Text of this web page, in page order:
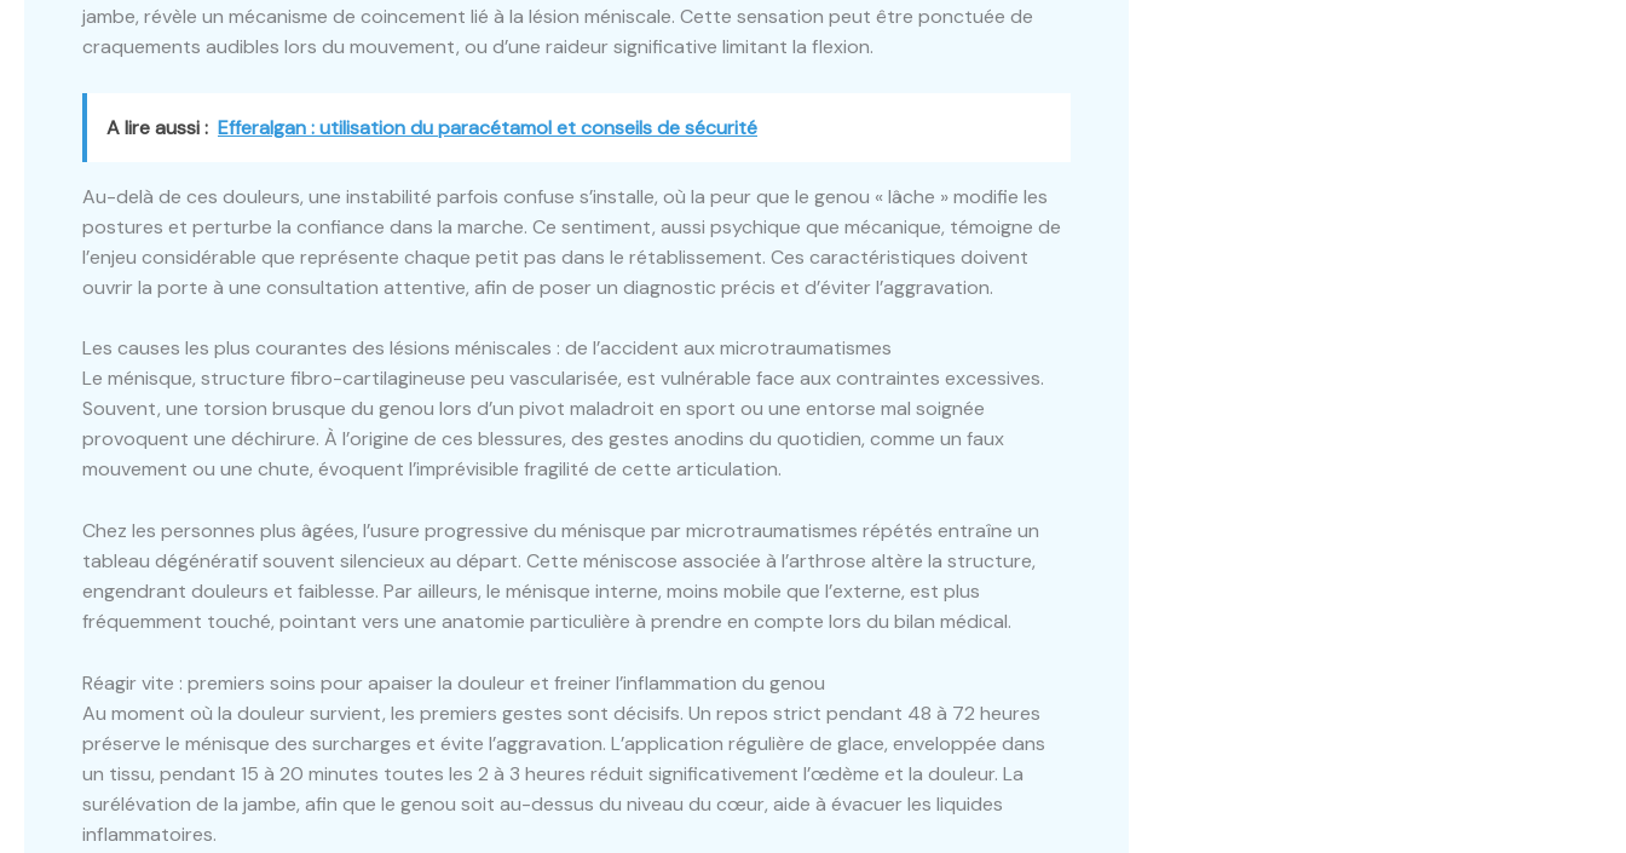
jambe, révèle un mécanisme de coincement lié à la lésion méniscale. Cette sensation peut être ponctuée de
craquements audibles lors du mouvement, ou d’une raideur significative limitant la flexion.
A lire aussi : Efferalgan : utilisation du paracétamol et conseils de sécurité
Au-delà de ces douleurs, une instabilité parfois confuse s’installe, où la peur que le genou « lâche » modifie les
postures et perturbe la confiance dans la marche. Ce sentiment, aussi psychique que mécanique, témoigne de
l’enjeu considérable que représente chaque petit pas dans le rétablissement. Ces caractéristiques doivent
ouvrir la porte à une consultation attentive, afin de poser un diagnostic précis et d’éviter l’aggravation.
Les causes les plus courantes des lésions méniscales : de l’accident aux microtraumatismes
Le ménisque, structure fibro-cartilagineuse peu vascularisée, est vulnérable face aux contraintes excessives.
Souvent, une torsion brusque du genou lors d’un pivot maladroit en sport ou une entorse mal soignée
provoquent une déchirure. À l’origine de ces blessures, des gestes anodins du quotidien, comme un faux
mouvement ou une chute, évoquent l’imprévisible fragilité de cette articulation.
Chez les personnes plus âgées, l’usure progressive du ménisque par microtraumatismes répétés entraîne un
tableau dégénératif souvent silencieux au départ. Cette méniscose associée à l’arthrose altère la structure,
engendrant douleurs et faiblesse. Par ailleurs, le ménisque interne, moins mobile que l’externe, est plus
fréquemment touché, pointant vers une anatomie particulière à prendre en compte lors du bilan médical.
Réagir vite : premiers soins pour apaiser la douleur et freiner l’inflammation du genou
Au moment où la douleur survient, les premiers gestes sont décisifs. Un repos strict pendant 48 à 72 heures
préserve le ménisque des surcharges et évite l’aggravation. L’application régulière de glace, enveloppée dans
un tissu, pendant 15 à 20 minutes toutes les 2 à 3 heures réduit significativement l’œdème et la douleur. La
surélévation de la jambe, afin que le genou soit au-dessus du niveau du cœur, aide à évacuer les liquides
inflammatoires.